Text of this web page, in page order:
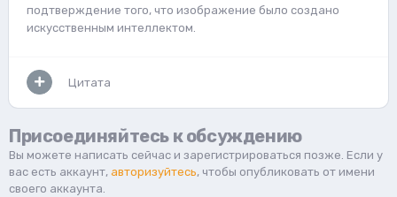
подтверждение того, что изображение было создано
искусственным интеллектом.
Цитата
Присоединяйтесь к обсуждению
Вы можете написать сейчас и зарегистрироваться позже. Если у
вас есть аккаунт, авторизуйтесь, чтобы опубликовать от имени
своего аккаунта.